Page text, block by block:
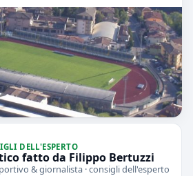
DELL'ESPERTO
fatto da Filippo Bertuzzi
& giornalista · consigli dell'esperto